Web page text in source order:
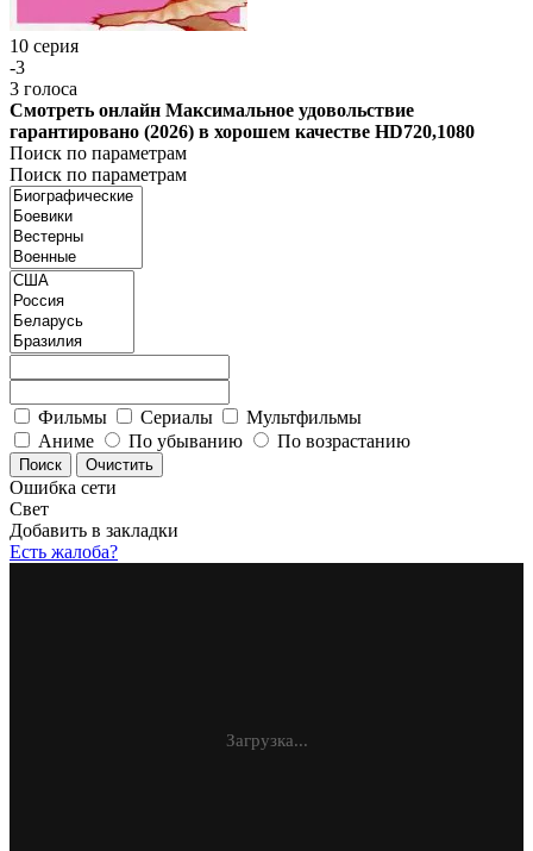
10 серия
-3
3 голоса
Смотреть онлайн Максимальное удовольствие
гарантировано (2026) в хорошем качестве HD720,1080
Поиск по параметрам
Поиск по параметрам
Фильмы Сериалы
Мультфильмы
Аниме
По убыванию По возрастанию
Ошибка сети
Свет
Добавить в закладки
Есть жалоба?
Загрузка...